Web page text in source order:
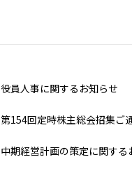
役員人事に関するお知らせ
第154回定時株主総会招集ご
中期経営計画の策定に関する